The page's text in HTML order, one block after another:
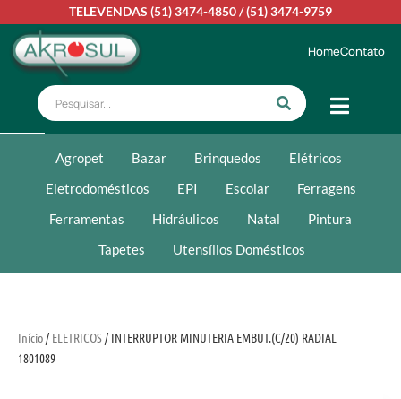
TELEVENDAS (51) 3474-4850/(51) 3474-9759
HomeContato
Agropet Bazar Brinquedos
Elétricos
Eletrodomésticos
EPI Escolar
Ferragens
Ferramentas
Hidráulicos Natal
Pintura
Tapetes
Utensílios Domésticos
Início/ ELETRICOS/ INTERRUPTOR MINUTERIA EMBUT.(C/20) RADIAL
1801089